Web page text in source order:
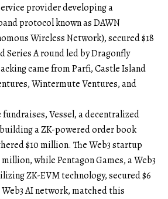
provider developing a
protocol known as DAWN
Wireless Network), secured $18
Series A round led by Dragonfly
came from Parfi, Castle Island
Wintermute Ventures, and
Vessel, a decentralized
a ZK-powered order book
$10 million. The Web3 startup
while Pentagon Games, a Web3
ZK-EVM technology, secured $6
AI network, matched this